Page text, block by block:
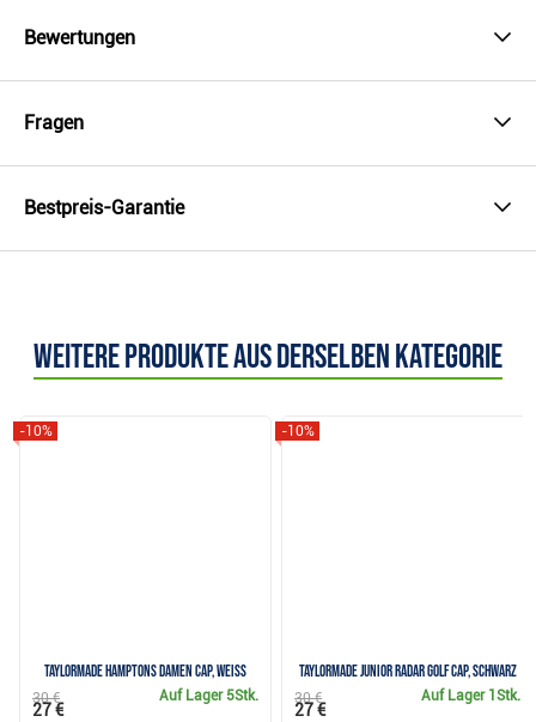
Bewertungen
Fragen
Bestpreis-Garantie
Weitere Produkte aus derselben Kategorie
TaylorMade Hamptons Damen Cap, weiss
-10%
Auf Lager 5Stk.
30 €
27 €
TaylorMade Junior Radar Golf Cap, schwarz
-10%
Auf Lager 1Stk.
30 €
27 €